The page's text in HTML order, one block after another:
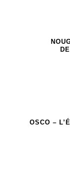
OSCO –